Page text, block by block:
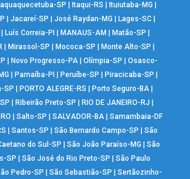
SP Itaqui-RS Ituiutaba-MG
Jacareí-SP José Raydan-MG Lages-SC|
Luís Correia-PI MANAUS-AM Matão-SP
Mirassol-SP Mococa-SP Monte Alto-SP
Novo Progresso-PA |Olímpia-SP |Osasco-
Parnaíba-PI Peruíbe-SP Piracicaba-SP
SP
PORTO ALEGRE-RS Porto Seguro-BA
Ribeirão Preto-SP RIO DE JANEIRO-RJ
Salto-SP SALVADOR-BA| Samambaia-DF
|Santos-SP |São Bernardo Campo-SP |São
do Sul-SP |São João Paraíso-MG |São
SP
|São José do Rio Preto-SP |São Paulo
Pedro-SP |São Sebastião-SP |Sertãozinho-